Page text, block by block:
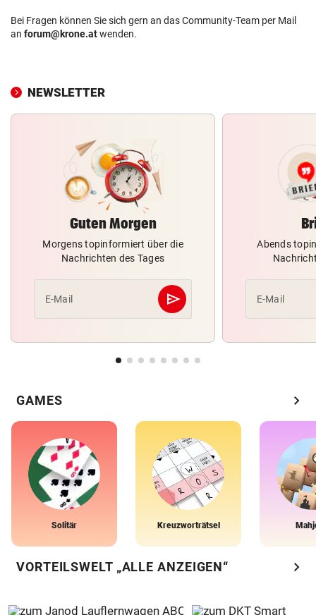
Bei Fragen können Sie sich gern an das Community-Team per Mail
an forum@krone.atwenden.
NEWSLETTER
Guten Morgen
Morgens topinformiert über die
Nachrichten des Tages
E-Mail send
Abschicken
Abends
E-Mail
GAMES chevron_right
Solitär Kreuzworträtsel
VORTEILSWELT „ALLE ANZEIGEN“ chevron_right